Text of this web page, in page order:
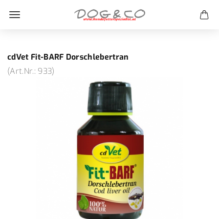
cdVet Fit-BARF Dorschlebertran
(Art.Nr.: 933)